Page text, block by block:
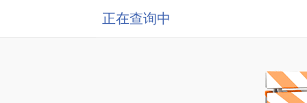
正在查询中